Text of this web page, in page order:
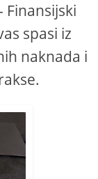
spasi iz
naknada i